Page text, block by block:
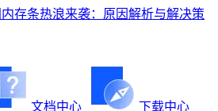
存条热浪来袭：原因解析与解决策
文档中心
下载中心